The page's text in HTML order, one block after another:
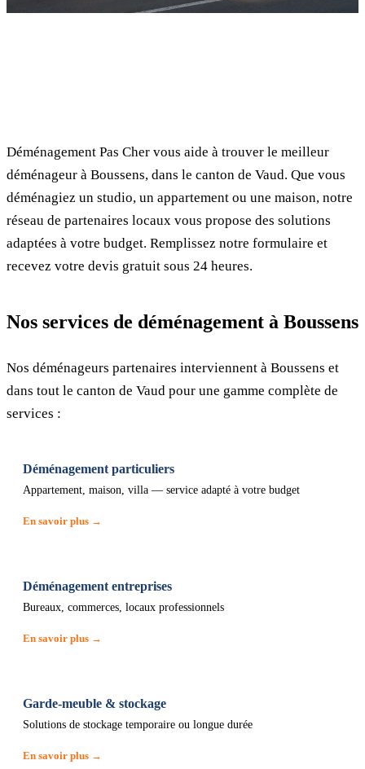
Déménagement Pas Cher vous aide à trouver le meilleur
déménageur à Boussens, dans le canton de Vaud. Que vous
déménagiez un studio, un appartement ou une maison, notre
réseau de partenaires locaux vous propose des solutions
adaptées à votre budget. Remplissez notre formulaire et
recevez votre devis gratuit sous 24 heures.
Nos services de déménagement à Boussens
Nos déménageurs partenaires interviennent à Boussens et
dans tout le canton de Vaud pour une gamme complète de
services :
Déménagement particuliers
Appartement, maison, villa — service adapté à votre budget
En savoir plus →
Déménagement entreprises
Bureaux, commerces, locaux professionnels
En savoir plus →
Garde-meuble & stockage
Solutions de stockage temporaire ou longue durée
En savoir plus →